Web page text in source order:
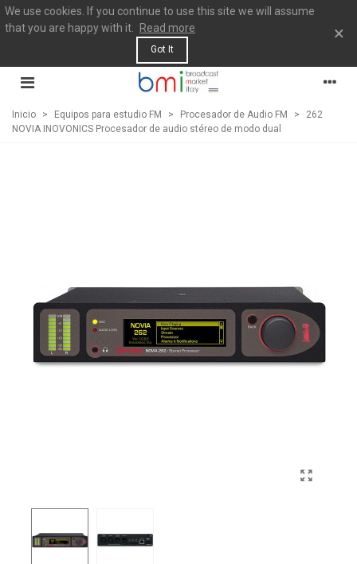
We use cookies. If you continue to use this site we will assume
that you are happy with it.
Read more
Got It
×
Inicio > Equipos para estudio FM > Procesador de Audio FM >
262
NOVIA INOVONICS Procesador de audio stéreo de modo dual